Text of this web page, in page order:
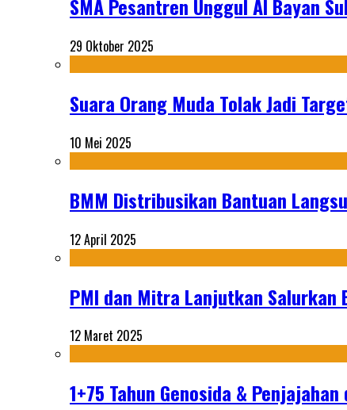
SMA Pesantren Unggul Al Bayan
29 Oktober 2025
Suara Orang Muda Tolak Jadi
10 Mei 2025
BMM Distribusikan Bantuan
12 April 2025
PMI dan Mitra Lanjutkan Salurkan
12 Maret 2025
1+75 Tahun Genosida &